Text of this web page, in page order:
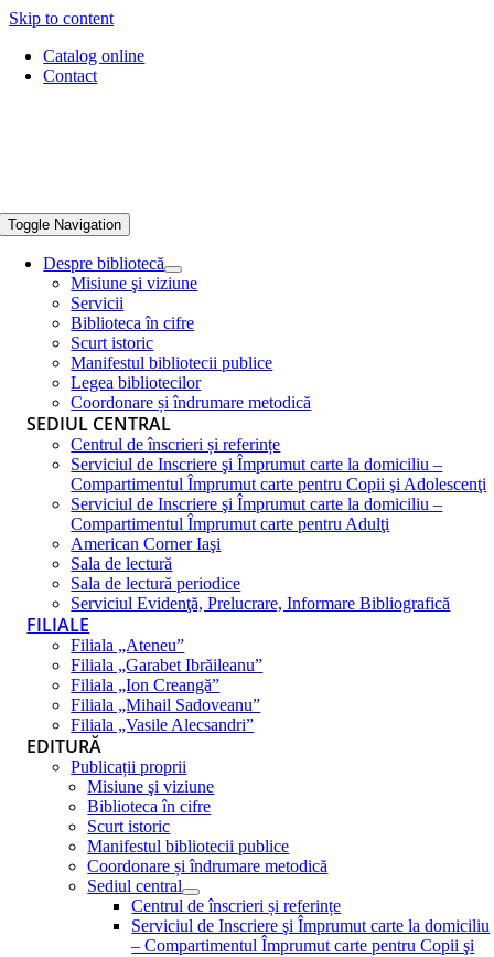
Skip to content
Catalog online
Contact
Toggle Navigation
Despre bibliotecă
Misiune şi viziune
Servicii
Biblioteca în cifre
Scurt istoric
Manifestul bibliotecii publice
Legea bibliotecilor
Coordonare și îndrumare metodică
SEDIUL CENTRAL
Centrul de înscrieri și referințe
Serviciul de Inscriere şi Împrumut carte la domiciliu –
Compartimentul Împrumut carte pentru Copii şi Adolescenţi
Serviciul de Inscriere şi Împrumut carte la domiciliu –
Compartimentul Împrumut carte pentru Adulţi
American Corner Iaşi
Sala de lectură
Sala de lectură periodice
Serviciul Evidenţă, Prelucrare, Informare Bibliografică
FILIALE
Filiala „Ateneu”
Filiala „Garabet Ibrăileanu”
Filiala „Ion Creangă”
Filiala „Mihail Sadoveanu”
Filiala „Vasile Alecsandri”
EDITURĂ
Publicații proprii
Misiune şi viziune
Biblioteca în cifre
Scurt istoric
Manifestul bibliotecii publice
Coordonare și îndrumare metodică
Sediul central
Centrul de înscrieri și referințe
Serviciul de Inscriere şi Împrumut carte la domiciliu
– Compartimentul Împrumut carte pentru Copii şi